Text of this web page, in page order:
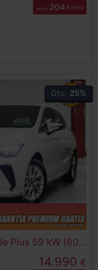
desde 204€/mes
Dto. 25%
1.0 MPI S&S Style Plus 59 kW (80 CV)
14.990 €